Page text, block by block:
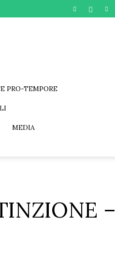
PRO-TEMPORE
MEDIA
–